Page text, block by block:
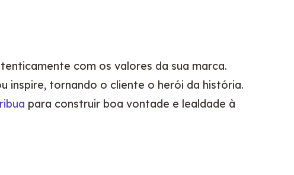
com os valores da sua marca.
inspire, tornando o cliente o herói da história.
para construir boa vontade e lealdade à